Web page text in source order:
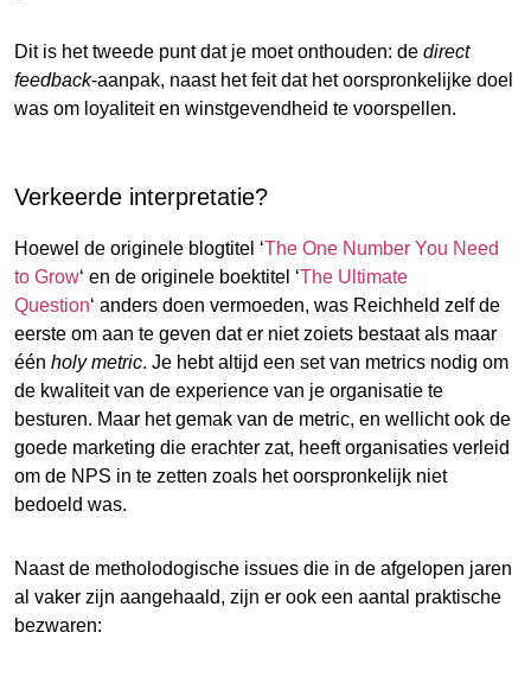
Dit is het tweede punt dat je moet onthouden: de direct
feedback-aanpak, naast het feit dat het oorspronkelijke doel
was om loyaliteit en winstgevendheid te voorspellen.
Verkeerde interpretatie?
Hoewel de originele blogtitel ‘The One Number You Need
to Grow‘ en de originele boektitel ‘The Ultimate
Question‘ anders doen vermoeden, was Reichheld zelf de
eerste om aan te geven dat er niet zoiets bestaat als maar
één holy metric. Je hebt altijd een set van metrics nodig om
de kwaliteit van de experience van je organisatie te
besturen. Maar het gemak van de metric, en wellicht ook de
goede marketing die erachter zat, heeft organisaties verleid
om de NPS in te zetten zoals het oorspronkelijk niet
bedoeld was.
Naast de metholodogische issues die in de afgelopen jaren
al vaker zijn aangehaald, zijn er ook een aantal praktische
bezwaren: